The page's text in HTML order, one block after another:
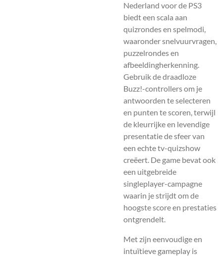
Nederland voor de PS3
biedt een scala aan
quizrondes en spelmodi,
waaronder snelvuurvragen,
puzzelrondes en
afbeeldingherkenning.
Gebruik de draadloze
Buzz!-controllers om je
antwoorden te selecteren
en punten te scoren, terwijl
de kleurrijke en levendige
presentatie de sfeer van
een echte tv-quizshow
creëert. De game bevat ook
een uitgebreide
singleplayer-campagne
waarin je strijdt om de
hoogste score en prestaties
ontgrendelt.
Met zijn eenvoudige en
intuïtieve gameplay is